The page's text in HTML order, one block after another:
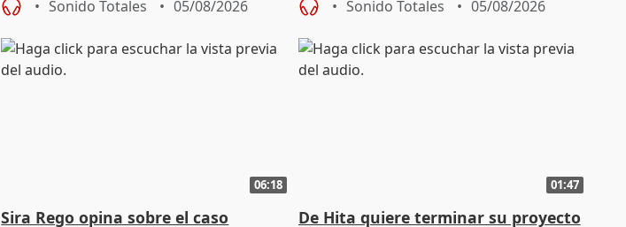
Sonido Totales 05/08/2026 Sonido Totales 05/08/2026
06:18
Sira Rego opina sobre el caso
01:47
De Hita quiere terminar su proyecto